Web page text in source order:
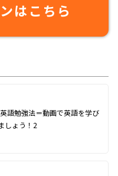
はこちら
語勉強法＝動画で英語を学び
しょう！2